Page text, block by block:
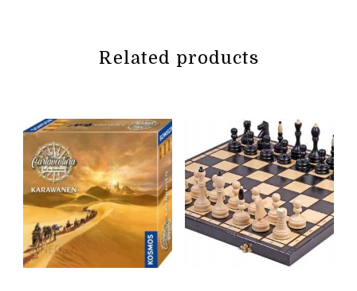
Related products